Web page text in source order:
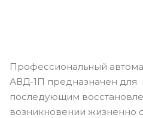
Профессиональный
АВД-1П предназначен для
последующим
возникновении жизненно